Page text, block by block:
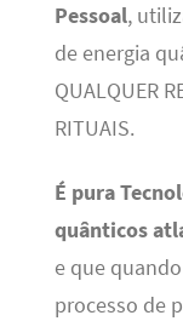
Pessoal,
de energia
QUALQUER
RITUAIS.
É pura
quânticos
e que
processo de